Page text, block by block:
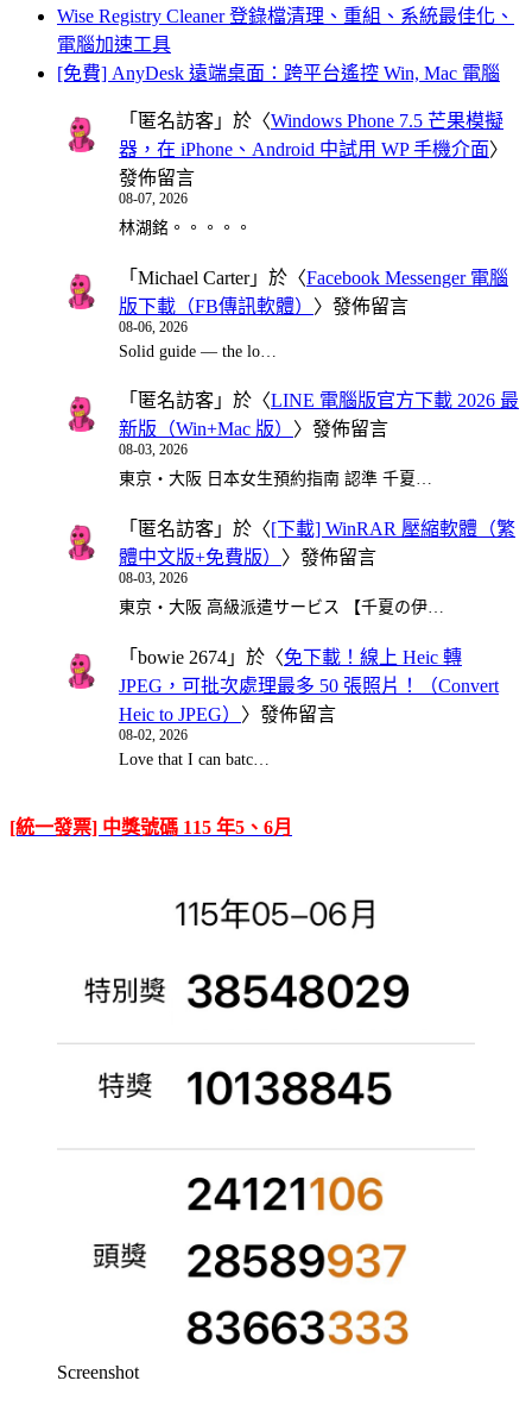
Wise Registry Cleaner 登錄檔清理、重組、系統最佳化、
電腦加速工具
[免費] AnyDesk 遠端桌面：跨平台遙控 Win, Mac 電腦
「 匿名訪客 」於〈Windows Phone 7.5 芒果模擬
器，在 iPhone、Android 中試用 WP 手機介面〉
發佈留言
08-07, 2026
林湖銘。。。。。
「 Michael Carter」於〈Facebook Messenger 電腦
版下載（FB傳訊軟體） 〉發佈留言
08-06, 2026
Solid guide — the lo…
「 匿名訪客 」於〈LINE 電腦版官方下載 2026 最
新版（Win+Mac 版） 〉發佈留言
08-03, 2026
東京・大阪 日本女生預約指南 認準 千夏…
「 匿名訪客 」於〈[下載] WinRAR 壓縮軟體（繁
體中文版+免費版） 〉發佈留言
08-03, 2026
東京・大阪 高級派遣サービス 【千夏の伊…
「 bowie 2674 」於〈免下載！線上 Heic 轉
JPEG，可批次處理最多 50 張照片！（Convert
Heic to JPEG） 〉發佈留言
08-02, 2026
Love that I can batc…
[統一發票] 中獎號碼 115 年5、6月
Screenshot